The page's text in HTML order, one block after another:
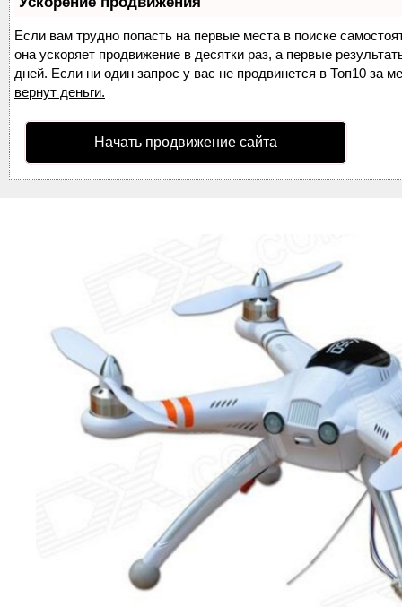
Если вам трудно попасть на первые места в поиске
она ускоряет продвижение в десятки раз, а первые
дней. Если ни один запрос у вас не продвинется в Топ10 за
вернут деньги.
Начать продвижение сайта